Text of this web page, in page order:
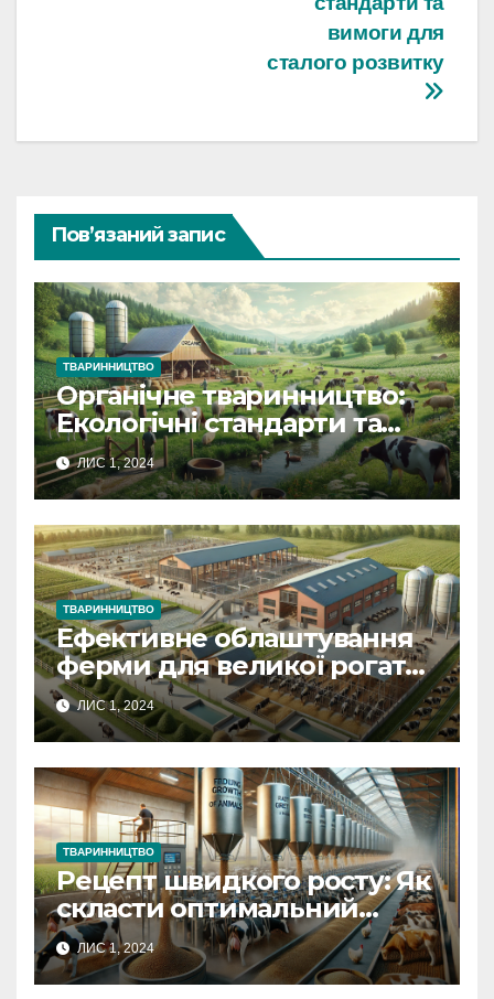
вимоги для
сталого розвитку
Пов’язаний запис
ТВАРИННИЦТВО
Органічне тваринництво:
Екологічні стандарти та
вимоги для сталого
розвитку
ЛИС 1, 2024
ТВАРИННИЦТВО
Ефективне облаштування
ферми для великої рогатої
худоби: Від планування до
реалізації
ЛИС 1, 2024
ТВАРИННИЦТВО
Рецепт швидкого росту: Як
скласти оптимальний
раціон для тварин
ЛИС 1, 2024